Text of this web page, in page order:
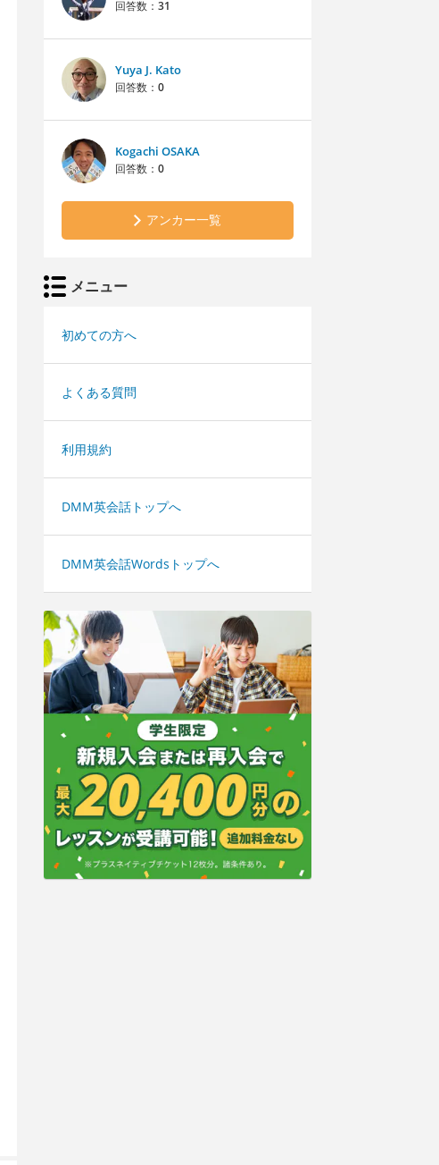
回答数： 31
Yuya J. Kato
回答数： 0
Kogachi OSAKA
回答数： 0
アンカー一覧
メニュー
初めての方へ
よくある質問
利用規約
DMM英会話トップへ
DMM英会話Wordsトップへ